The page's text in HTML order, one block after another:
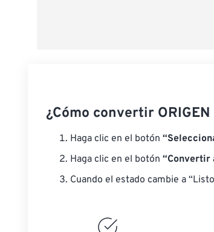
¿Cómo convertir ORIGEN
Haga clic en el botón
Haga clic en el botón “Convertir
Cuando el estado cambie a